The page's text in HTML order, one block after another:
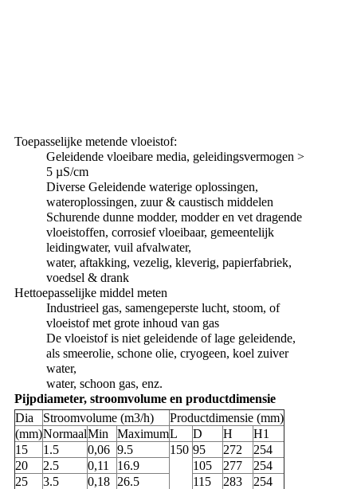
Toepasselijke metende vloeistof:
Geleidende vloeibare media, geleidingsvermogen >
5 µS/cm
Diverse Geleidende waterige oplossingen,
wateroplossingen, zuur & caustisch middelen
Schurende dunne modder, modder en vet dragende
vloeistoffen, corrosief vloeibaar, gemeentelijk
leidingwater, vuil afvalwater,
water, aftakking, vezelig, kleverig, papierfabriek,
voedsel & drank
Hettoepasselijke middel meten
Industrieel gas, samengeperste lucht, stoom, of
vloeistof met grote inhoud van gas
De vloeistof is niet geleidende of lage geleidende,
als smeerolie, schone olie, cryogeen, koel zuiver
water,
water, schoon gas, enz.
Pijpdiameter, stroomvolume en productdimensie
Dia
Stroomvolume (m3/h)
Productdimensie (mm)
(mm)NormaalMin MaximumL D H
H1
15
1.5 0,06 9.5 150 95 272
254
20
2.5 0,11 16.9 105 277
254
25
3.5 0,18 26.5 115 283 254